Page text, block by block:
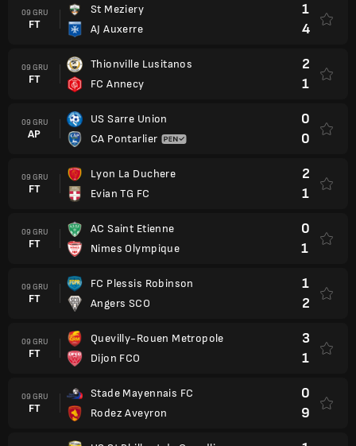
09 GRU
FT
St Meziery
AJ Auxerre
1
4
09 GRU
FT
Thionville Lusitanos
FC Annecy
2
1
09 GRU
AP
US Sarre Union
CA Pontarlier
0
0
09 GRU
FT
Lyon La Duchere
Evian TG FC
2
1
09 GRU
FT
AC Saint Etienne
Nimes Olympique
0
1
09 GRU
FT
FC Plessis Robinson
Angers SCO
1
2
09 GRU
FT
Quevilly-Rouen Metropole
Dijon FCO
3
1
09 GRU
FT
Stade Mayennais FC
Rodez Aveyron
0
9